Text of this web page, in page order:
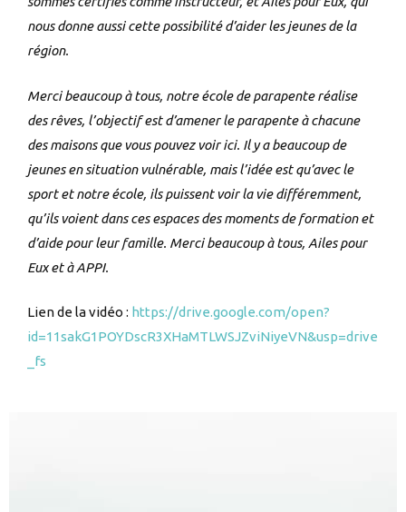
nous donne aussi cette possibilité d’aider les jeunes de la
région.
Merci beaucoup à tous, notre école de parapente réalise
des rêves, l’objectif est d’amener le parapente à chacune
des maisons que vous pouvez voir ici. Il y a beaucoup de
jeunes en situation vulnérable, mais l’idée est qu’avec le
sport et notre école, ils puissent voir la vie différemment,
qu’ils voient dans ces espaces des moments de formation et
d’aide pour leur famille. Merci beaucoup à tous, Ailes pour
Eux et à APPI.
Lien de la vidéo : https://drive.google.com/open?
id=11sakG1POYDscR3XHaMTLWSJZviNiyeVN&usp=drive
_fs